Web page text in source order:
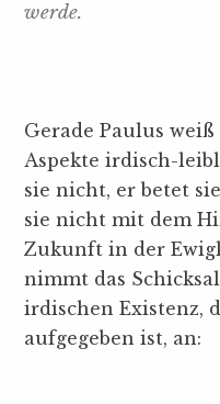
werde.
Gerade Paulus
Aspekte irdisch-
sie nicht, er betet
sie nicht mit dem
Zukunft in der
nimmt das
irdischen Existenz,
aufgegeben ist, an: